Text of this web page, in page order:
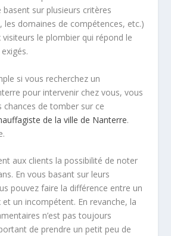
sur plusieurs critères
les domaines de compétences, etc.)
le plombier qui répond le
si vous recherchez un
pour intervenir chez vous, vous
chances de tomber sur ce
de la ville de Nanterre.
aux clients la possibilité de noter
En vous basant sur leurs
pouvez faire la différence entre un
un incompétent. En revanche, la
n’est pas toujours
de prendre un petit peu de